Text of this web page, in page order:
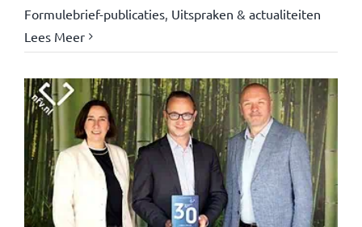
Formulebrief-publicaties, Uitspraken & actualiteiten
Lees Meer